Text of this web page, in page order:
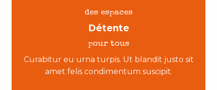
des espaces
Détente
pour tous
Curabitur eu urna turpis. Ut blandit justo sit
amet felis condimentum suscipit.